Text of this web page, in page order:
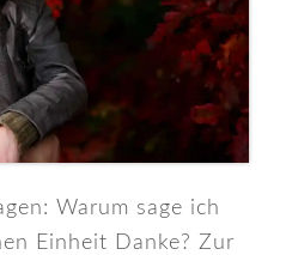
Warum sage ich
Einheit Danke? Zur